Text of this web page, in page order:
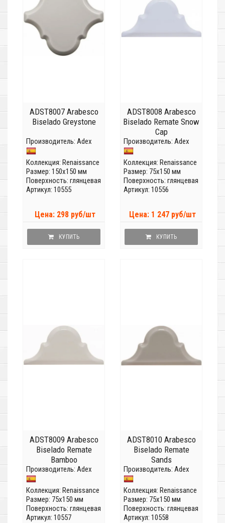
ADST8007 Arabesco
Biselado Greystone
Производитель: Adex
Коллекция: Renaissance
Размер: 150x150 мм
Поверхность: глянцевая
Артикул: 10555
Цена: 298 руб/шт
КУПИТЬ
ADST8008 Arabesco
Biselado Remate Snow
Cap
Производитель: Adex
Коллекция: Renaissance
Размер: 75x150 мм
Поверхность: глянцевая
Артикул: 10556
Цена: 1 247 руб/шт
КУПИТЬ
ADST8009 Arabesco
Biselado Remate
Bamboo
Производитель: Adex
Коллекция: Renaissance
Размер: 75x150 мм
Поверхность: глянцевая
Артикул: 10557
ADST8010 Arabesco
Biselado Remate
Sands
Производитель: Adex
Коллекция: Renaissance
Размер: 75x150 мм
Поверхность: глянцевая
Артикул: 10558